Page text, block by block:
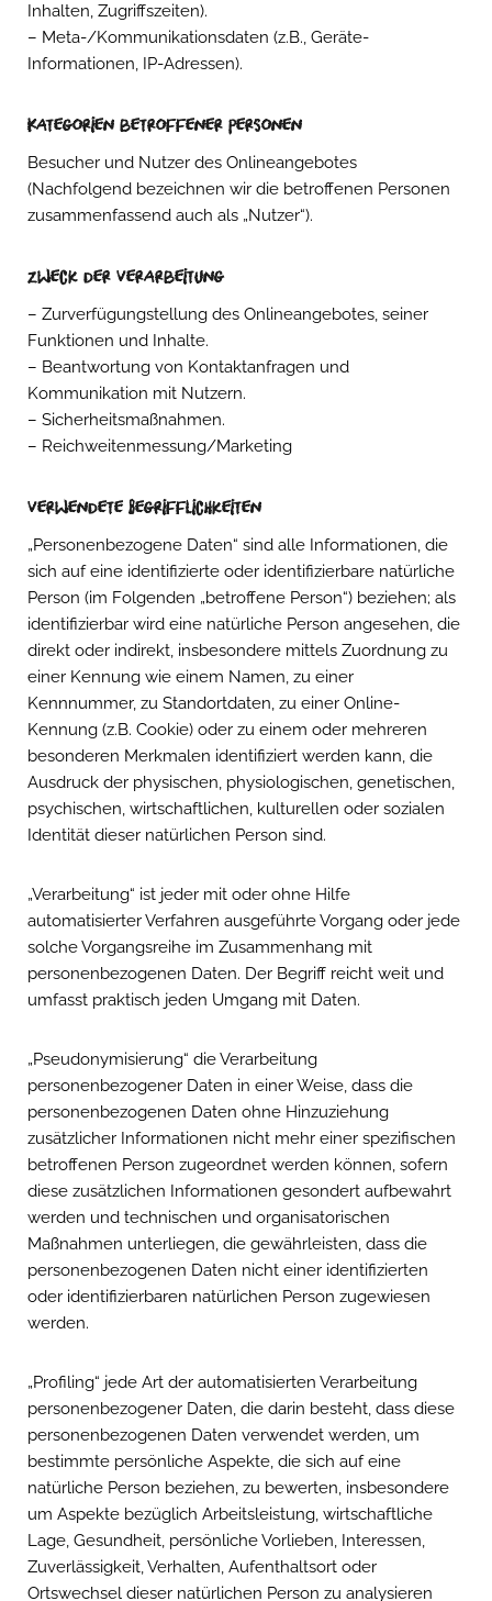
Inhalten, Zugriffszeiten).
– Meta-/Kommunikationsdaten (z.B., Geräte-
Informationen, IP-Adressen).
Kategorien betroffener Personen
Besucher und Nutzer des Onlineangebotes
(Nachfolgend bezeichnen wir die betroffenen Personen
zusammenfassend auch als „Nutzer“).
Zweck der Verarbeitung
– Zurverfügungstellung des Onlineangebotes, seiner
Funktionen und Inhalte.
– Beantwortung von Kontaktanfragen und
Kommunikation mit Nutzern.
– Sicherheitsmaßnahmen.
– Reichweitenmessung/Marketing
Verwendete Begrifflichkeiten
„Personenbezogene Daten“ sind alle Informationen, die
sich auf eine identifizierte oder identifizierbare natürliche
Person (im Folgenden „betroffene Person“) beziehen; als
identifizierbar wird eine natürliche Person angesehen, die
direkt oder indirekt, insbesondere mittels Zuordnung zu
einer Kennung wie einem Namen, zu einer
Kennnummer, zu Standortdaten, zu einer Online-
Kennung (z.B. Cookie) oder zu einem oder mehreren
besonderen Merkmalen identifiziert werden kann, die
Ausdruck der physischen, physiologischen, genetischen,
psychischen, wirtschaftlichen, kulturellen oder sozialen
Identität dieser natürlichen Person sind.
„Verarbeitung“ ist jeder mit oder ohne Hilfe
automatisierter Verfahren ausgeführte Vorgang oder jede
solche Vorgangsreihe im Zusammenhang mit
personenbezogenen Daten. Der Begriff reicht weit und
umfasst praktisch jeden Umgang mit Daten.
„Pseudonymisierung“ die Verarbeitung
personenbezogener Daten in einer Weise, dass die
personenbezogenen Daten ohne Hinzuziehung
zusätzlicher Informationen nicht mehr einer spezifischen
betroffenen Person zugeordnet werden können, sofern
diese zusätzlichen Informationen gesondert aufbewahrt
werden und technischen und organisatorischen
Maßnahmen unterliegen, die gewährleisten, dass die
personenbezogenen Daten nicht einer identifizierten
oder identifizierbaren natürlichen Person zugewiesen
werden.
„Profiling“ jede Art der automatisierten Verarbeitung
personenbezogener Daten, die darin besteht, dass diese
personenbezogenen Daten verwendet werden, um
bestimmte persönliche Aspekte, die sich auf eine
natürliche Person beziehen, zu bewerten, insbesondere
um Aspekte bezüglich Arbeitsleistung, wirtschaftliche
Lage, Gesundheit, persönliche Vorlieben, Interessen,
Zuverlässigkeit, Verhalten, Aufenthaltsort oder
Ortswechsel dieser natürlichen Person zu analysieren